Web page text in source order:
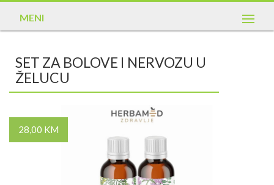
MENI
SET ZA BOLOVE I NERVOZU U
ŽELUCU
28,00 KM